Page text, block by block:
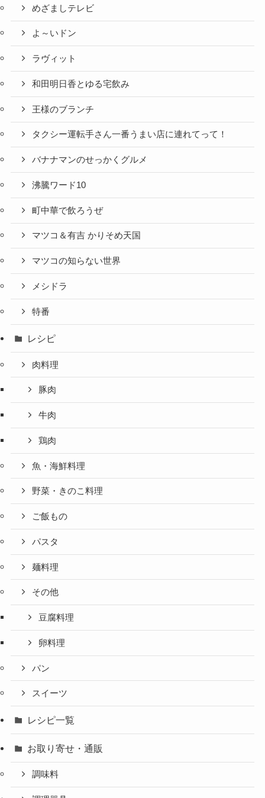
めざましテレビ
よ～いドン
ラヴィット
和田明日香とゆる宅飲み
王様のブランチ
タクシー運転手さん一番うまい店に連れてって！
バナナマンのせっかくグルメ
沸騰ワード10
町中華で飲ろうぜ
マツコ＆有吉 かりそめ天国
マツコの知らない世界
メシドラ
特番
レシピ
肉料理
豚肉
牛肉
鶏肉
魚・海鮮料理
野菜・きのこ料理
ご飯もの
パスタ
麺料理
その他
豆腐料理
卵料理
パン
スイーツ
レシピ一覧
お取り寄せ・通販
調味料